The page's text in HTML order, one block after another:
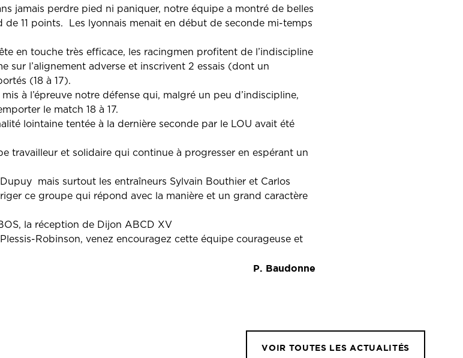
jamais perdre pied ni paniquer, notre équipe a montré de belles
11 points. Les lyonnais menait en début de seconde mi-temps
en touche très efficace, les racingmen profitent de l’indiscipline
sur l’alignement adverse et inscrivent 2 essais (dont un
(18 à 17).
à l’épreuve notre défense qui, malgré un peu d’indiscipline,
le match 18 à 17.
lointaine tentée à la dernière seconde par le LOU avait été
travailleur et solidaire qui continue à progresser en espérant un
mais surtout les entraîneurs Sylvain Bouthier et Carlos
ce groupe qui répond avec la manière et un grand caractère
la réception de Dijon ABCD XV
Robinson, venez encouragez cette équipe courageuse et
P. Baudonne
VOIR TOUTES LES ACTUALITÉS